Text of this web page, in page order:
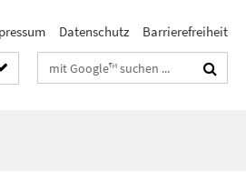
Datenschutz Barrierefreiheit
Suchbegriffe